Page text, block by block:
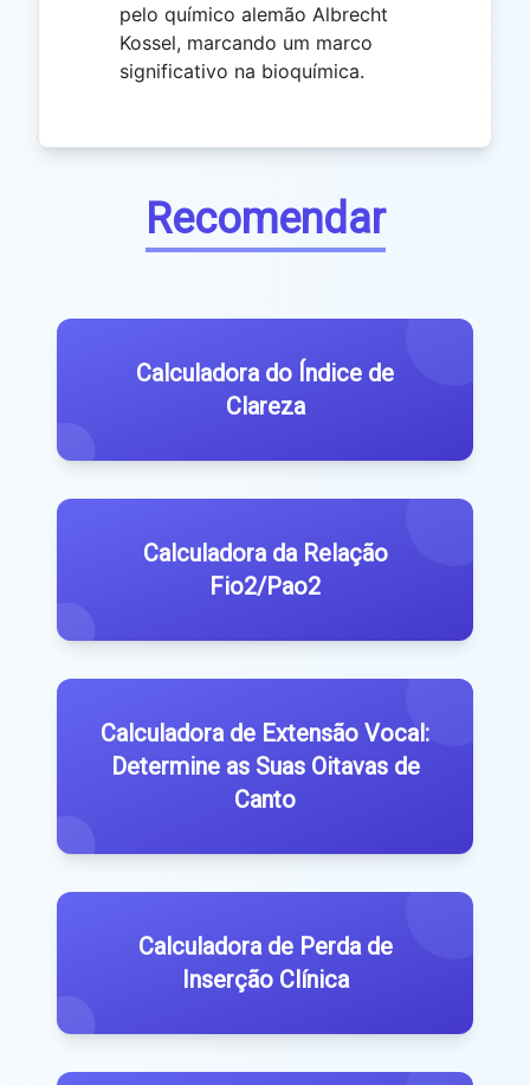
pelo químico alemão Albrecht
Kossel, marcando um marco
significativo na bioquímica.
Recomendar
Calculadora do Índice de
Clareza
Calculadora da Relação
Fio2/Pao2
Calculadora de Extensão Vocal:
Determine as Suas Oitavas de
Canto
Calculadora de Perda de
Inserção Clínica